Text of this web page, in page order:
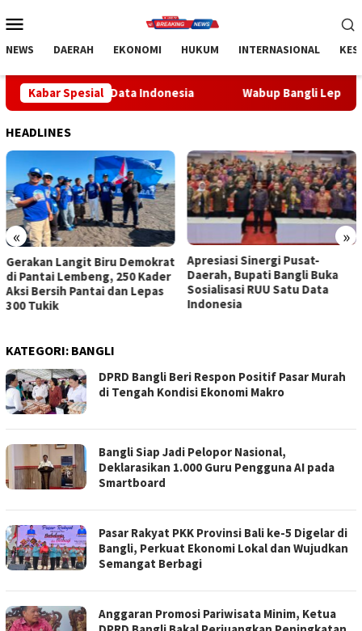
ke
Mobile
NEWS DAERAH EKONOMI HUKUM INTERNASIONAL
Kabar Spesial
Data Indonesia Wabup Bangli Lepas Jalan Santai,
HEADLINES
« »
Apresiasi Sinergi Pusat-
Daerah, Bupati Bangli Buka
Sosialisasi RUU Satu Data
Indonesia
Wabup Bangli Lepas Jalan
Santai, Awali Rangkaian
Peringatan HUT ke-81
Kemerdekaan RI
KATEGORI: BANGLI
DPRD Bangli Beri Respon Positif Pasar Murah
di Tengah Kondisi Ekonomi Makro
Bangli Siap Jadi Pelopor Nasional,
Deklarasikan 1.000 Guru Pengguna AI pada
Smartboard
Pasar Rakyat PKK Provinsi Bali ke-5 Digelar di
Bangli, Perkuat Ekonomi Lokal dan Wujudkan
Semangat Berbagi
Anggaran Promosi Pariwisata Minim, Ketua